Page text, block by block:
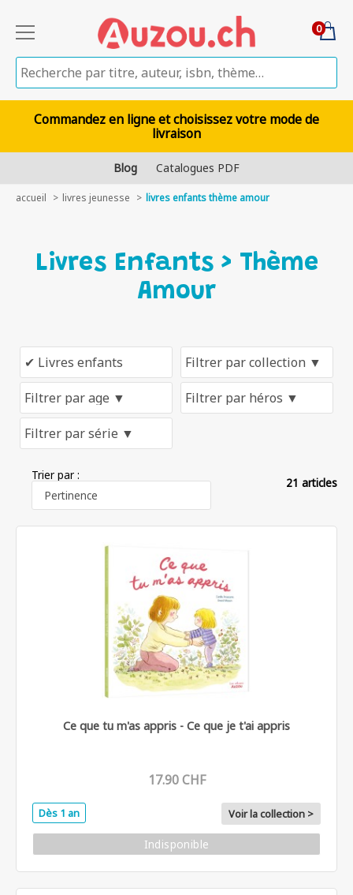
0
Commandez en ligne et choisissez votre mode de
livraison
Blog Catalogues PDF
accueil livres jeunesse livres enfants thème amour
Livres Enfants > Thème
Amour
Trier par :
21 articles
Ce que tu m'as appris - Ce que je t'ai appris
17.90 CHF
Dès 1 an Voir la collection >
Indisponible